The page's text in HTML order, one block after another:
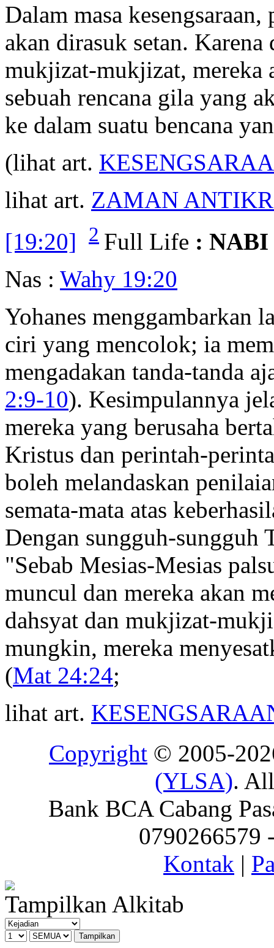
Dalam masa kesengsaraan,
akan dirasuk setan.
mukjizat-mukjizat, mereka
sebuah rencana gila yang
ke dalam suatu bencana
(lihat art.
lihat art. ZAMAN
[19:20]
2 Full Life : NABI
Nas : Wahy 19:20
Yohanes menggambarkan
ciri yang mencolok; ia
mengadakan tanda-tanda
2:9-10). Kesimpulannya
mereka yang berusaha
Kristus dan perintah-
boleh melandaskan
semata-mata atas
Dengan sungguh-sungguh
"Sebab Mesias-Mesias
muncul dan mereka akan
dahsyat dan mukjizat-
mungkin, mereka
(Mat 24:24;
lihat art.
Copyright © 2005-
(YLSA).
Bank BCA Cabang
0790266579
Kontak |
Tampilkan Alkitab